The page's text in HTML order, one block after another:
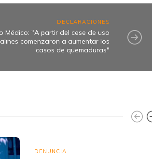
DECLARACIONES
Médico: "A partir del cese de uso
comenzaron a aumentar los
casos de quemaduras"
DENUNCIA